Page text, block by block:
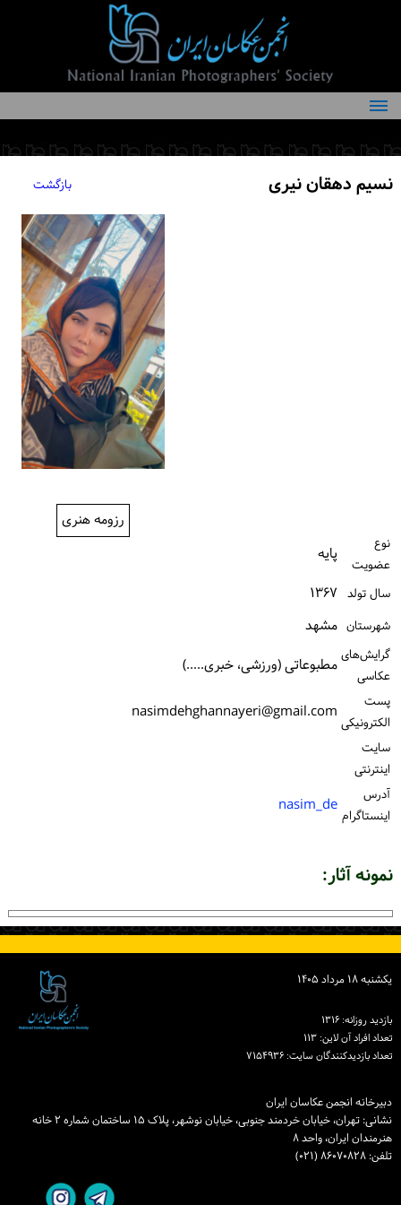
درباره انجمن
کمیته‌های انجمن
اعضاء انجمننسیم دهقان نیری بازگشت
رزومه هنری
نوع
عضویت
پایه
سال تولد ۱۳۶۷
شهرستان مشهد
گرایش‌های
عکاسی
مطبوعاتی (ورزشی، خبری.....)
پست
الكترونیكی nasimdehghannayeri@gmail.com
سایت
اینترنتی
آدرس
اینستاگرام nasim_de
نمونه آثار:
یكشنبه ۱۸ مرداد ۱۴۰۵
بازدید روزانه: ۱۳۱۶
تعداد افراد آن لاین: ۱۱۳
تعداد بازدیدكنندگان سایت: ۷۱۵۴۹۳۶
دبیرخانه انجمن عکاسان ایران
نشانی: تهران، خیابان خردمند جنوبی، خیابان نوشهر، پلاک ۱۵ ساختمان شماره ۲ خانه
هنرمندان ایران، واحد ۸
تلفن: ۸۶۰۷۰۸۲۸ (۰۲۱)